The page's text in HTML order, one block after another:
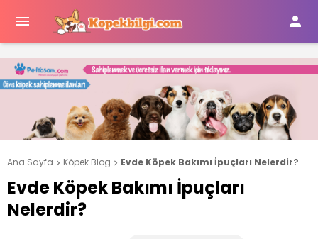
 
Ana Sayfa  Köpek Blog  Evde Köpek Bakımı İpuçları Nelerdir?
Evde Köpek Bakımı İpuçları
Nelerdir?